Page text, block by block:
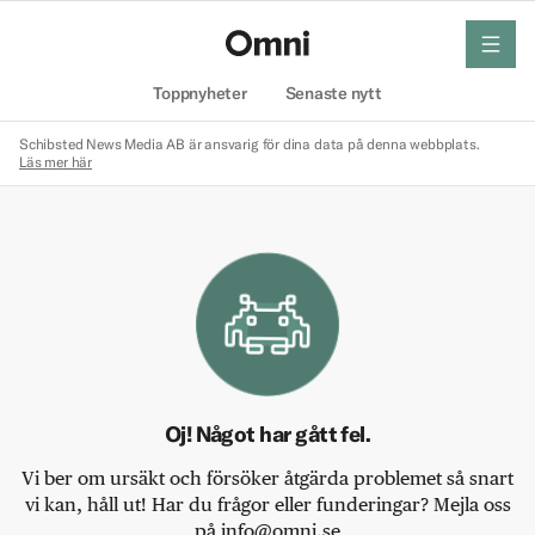
Toppnyheter Senaste nytt
meny
Schibsted News Media AB är ansvarig för dina data på denna webbplats.
Läs mer här
Oj! Något har gått fel.
Vi ber om ursäkt och försöker åtgärda problemet så snart
vi kan, håll ut! Har du frågor eller funderingar? Mejla oss